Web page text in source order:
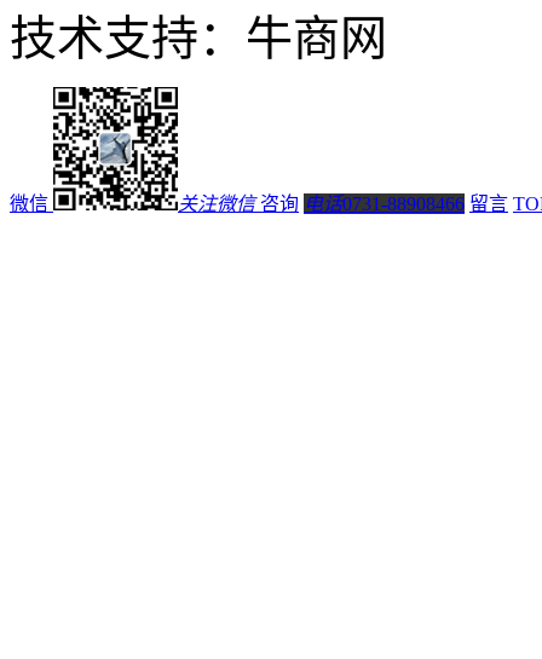
技术支持：牛商网
微信 关注微信 咨询 电话0731-88908466 留言